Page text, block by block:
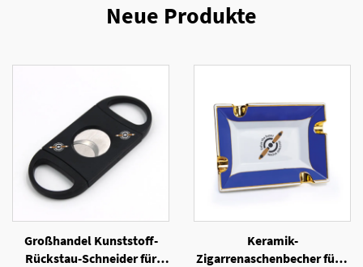
Neue Produkte
Großhandel Kunststoff-
Rückstau-Schneider für
Keramik-
Zigarrenaschenbecher für 4